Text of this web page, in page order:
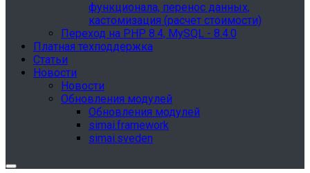
функционала, перенос данных,
кастомизация (расчет стоимости)
Переход на PHP 8.4, MySQL - 8.4.0
Платная техподдержка
Статьи
Новости
Новости
Обновления модулей
Обновления модулей
simai.framework
simai.sveden